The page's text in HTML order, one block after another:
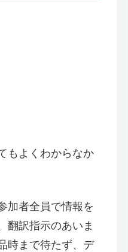
もよくわからなか
加者全員で情報を
翻訳指示のあいま
時まで待たず、デ